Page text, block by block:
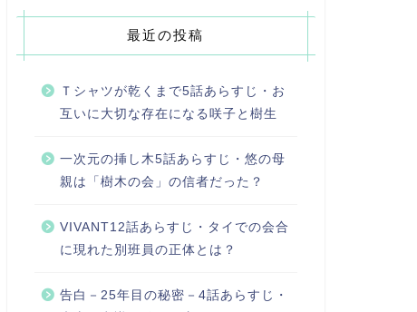
最近の投稿
Ｔシャツが乾くまで5話あらすじ・お
互いに大切な存在になる咲子と樹生
一次元の挿し木5話あらすじ・悠の母
親は「樹木の会」の信者だった？
VIVANT12話あらすじ・タイでの会合
に現れた別班員の正体とは？
告白－25年目の秘密－4話あらすじ・